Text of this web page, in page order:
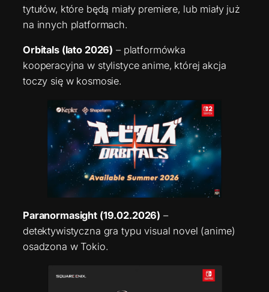
tytułów, które będą miały premiere, lub miały już
na innych platformach.
Orbitals (lato 2026) – platformówka
kooperacyjna w stylistyce anime, której akcja
toczy się w kosmosie.
Paranormasight (19.02.2026) –
detektywistyczna gra typu visual novel (anime)
osadzona w Tokio.